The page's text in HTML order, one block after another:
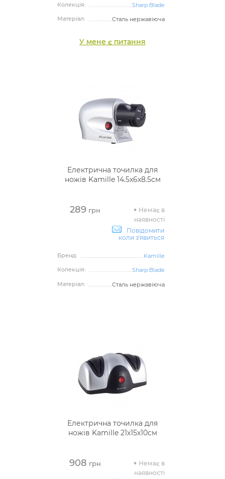
Колекція:
Sharp Blade
Матеріал:
Сталь нержавіюча
У мене є питання
Електрична точилка для
ножів Kamille 14.5х6х8.5см
289грн
Немає в
наявності
Повідомити
коли з'явиться
Бренд:
Kamille
Колекція:
Sharp Blade
Матеріал:
Сталь нержавіюча
Електрична точилка для
ножів Kamille 21х15х10см
908 грн
Немає в
наявності